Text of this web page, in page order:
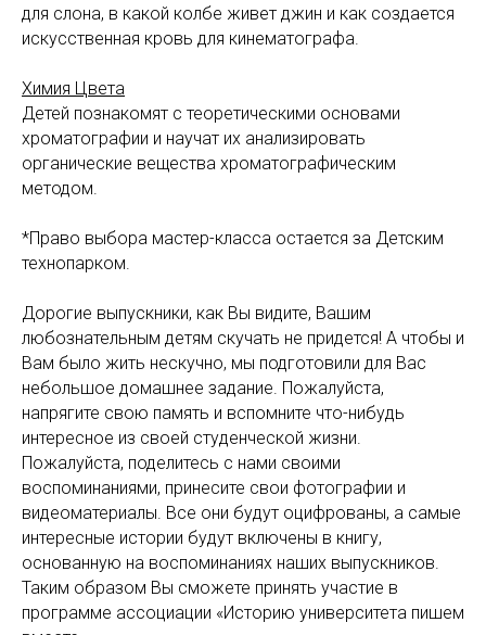
для слона, в какой колбе живет джин и как создается
искусственная кровь для кинематографа.
Химия Цвета
Детей познакомят с теоретическими основами
хроматографии и научат их анализировать
органические вещества хроматографическим
методом.
*Право выбора мастер-класса остается за Детским
технопарком.
Дорогие выпускники, как Вы видите, Вашим
любознательным детям скучать не придется! А чтобы и
Вам было жить нескучно, мы подготовили для Вас
небольшое домашнее задание. Пожалуйста,
напрягите свою память и вспомните что-нибудь
интересное из своей студенческой жизни.
Пожалуйста, поделитесь с нами своими
воспоминаниями, принесите свои фотографии и
видеоматериалы. Все они будут оцифрованы, а самые
интересные истории будут включены в книгу,
основанную на воспоминаниях наших выпускников.
Таким образом Вы сможете принять участие в
программе ассоциации «Историю университета пишем